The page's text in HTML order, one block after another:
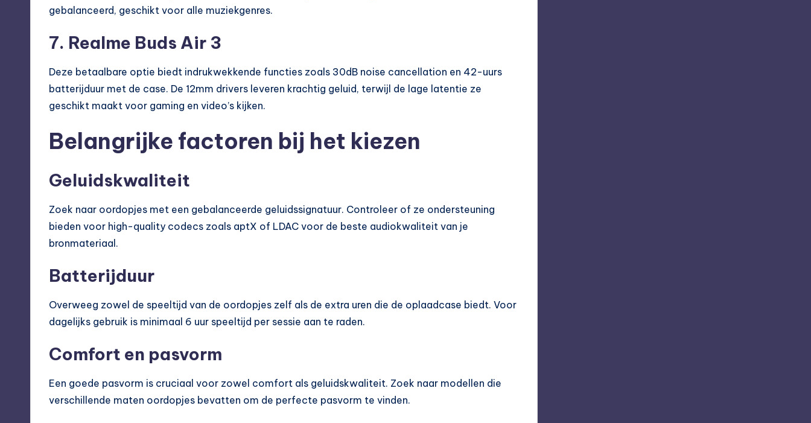
gebalanceerd, geschikt voor alle muziekgenres.
7. Realme Buds Air 3
Deze betaalbare optie biedt indrukwekkende functies zoals 30dB noise cancellation en 42-uurs
batterijduur met de case. De 12mm drivers leveren krachtig geluid, terwijl de lage latentie ze
geschikt maakt voor gaming en video’s kijken.
Belangrijke factoren bij het kiezen
Geluidskwaliteit
Zoek naar oordopjes met een gebalanceerde geluidssignatuur. Controleer of ze ondersteuning
bieden voor high-quality codecs zoals aptX of LDAC voor de beste audiokwaliteit van je
bronmateriaal.
Batterijduur
Overweeg zowel de speeltijd van de oordopjes zelf als de extra uren die de oplaadcase biedt. Voor
dagelijks gebruik is minimaal 6 uur speeltijd per sessie aan te raden.
Comfort en pasvorm
Een goede pasvorm is cruciaal voor zowel comfort als geluidskwaliteit. Zoek naar modellen die
verschillende maten oordopjes bevatten om de perfecte pasvorm te vinden.